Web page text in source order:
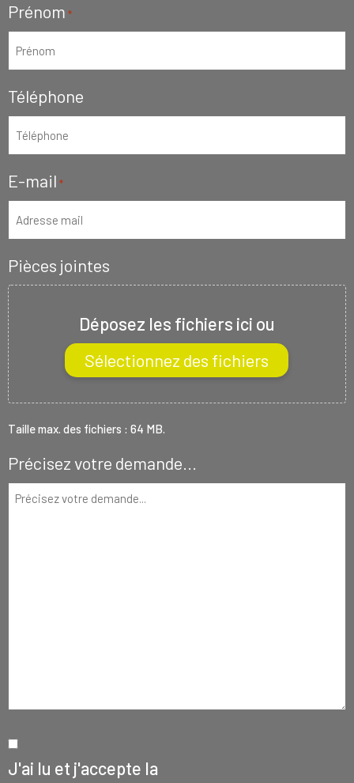
Prénom *
Téléphone
E-mail *
Pièces jointes
Déposez les fichiers ici ou
Sélectionnez des fichiers
Taille max. des fichiers : 64 MB.
Précisez votre demande...
RGPD
J'ai lu et j'accepte la